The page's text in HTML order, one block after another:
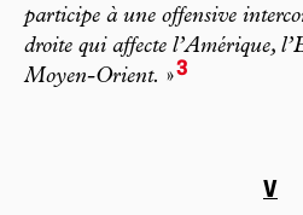
participe à une offensive
droite qui affecte l’Amérique,
Moyen-Orient. »3
V